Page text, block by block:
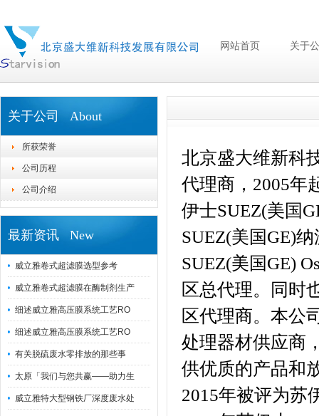
网站首页 关于
关于公司 About
所获荣誉
公司历程
公司介绍
最新资讯 New
威立雅卷式超滤膜选型参考
威立雅卷式超滤膜在酶制剂生产
细述威立雅高压膜系统工艺RO
细述威立雅高压膜系统工艺RO
有关脱硫废水零排放的那些事
太原「我们与您共赢——助力生
威立雅特大型钢铁厂深度废水处
北京盛大维新科
代理商，2005年
伊士SUEZ(美国
SUEZ(美国GE)纳
SUEZ(美国GE)
区总代理。同时
区代理商。本公
处理器材供应商
供优质的产品和
2015年被评为苏